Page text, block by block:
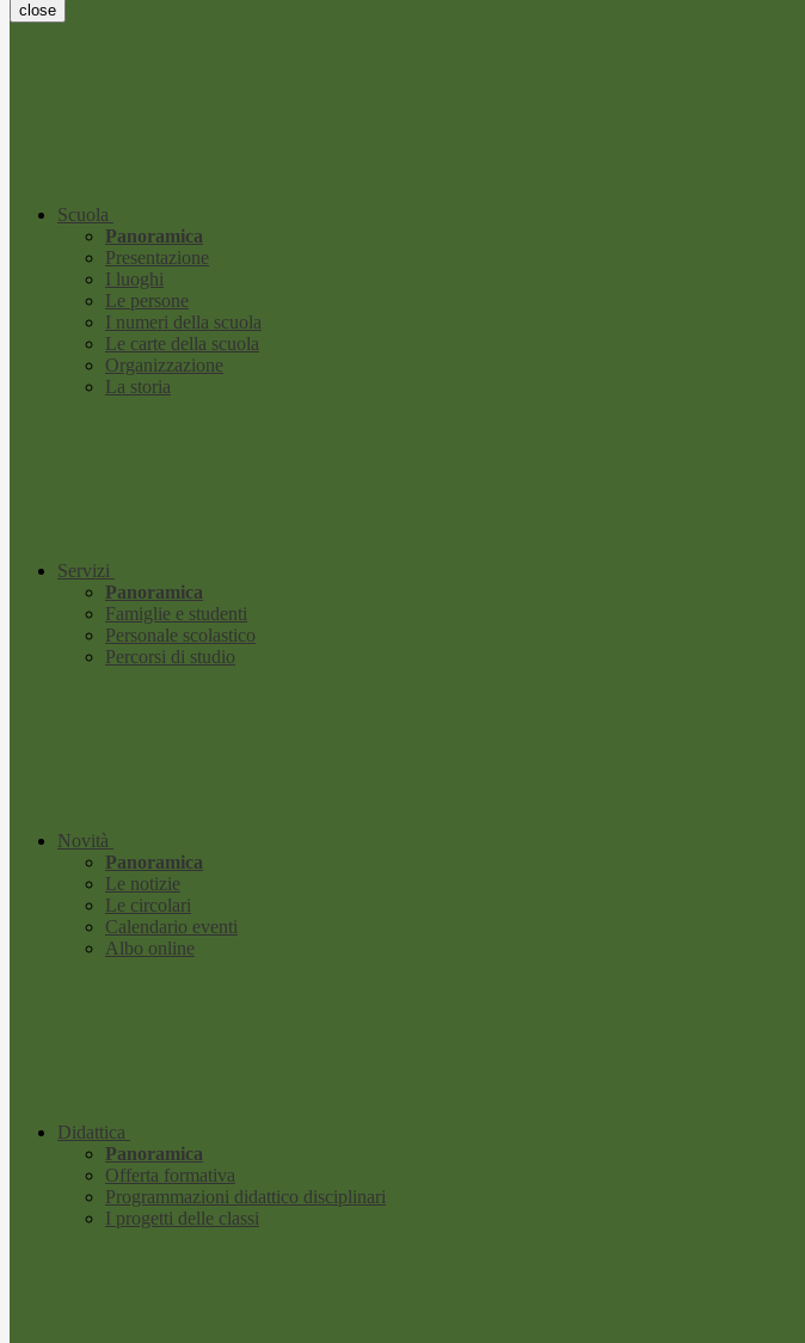
close
Scuola
Panoramica
Presentazione
I luoghi
Le persone
I numeri della scuola
Le carte della scuola
Organizzazione
La storia
Servizi
Panoramica
Famiglie e studenti
Personale scolastico
Percorsi di studio
Novità
Panoramica
Le notizie
Le circolari
Calendario eventi
Albo online
Didattica
Panoramica
Offerta formativa
Programmazioni didattico disciplinari
I progetti delle classi